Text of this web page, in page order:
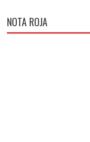
NOTA ROJA